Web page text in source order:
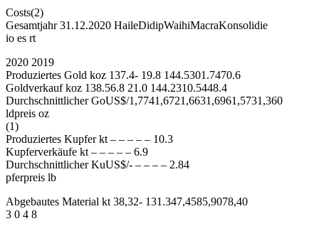
Costs(2)
Gesamtjahr 31.12.2020 HaileDidipWaihiMacraKonsolidie
io es rt
2020 2019
Produziertes Gold koz 137.4- 19.8 144.5301.7470.6
Goldverkauf koz 138.56.8 21.0 144.2310.5448.4
Durchschnittlicher GoUS$/1,7741,6721,6631,6961,5731,360
ldpreis oz
(1)
Produziertes Kupfer kt – – – – – 10.3
Kupferverkäufe kt – – – – – 6.9
Durchschnittlicher KuUS$/- – – – – 2.84
pferpreis lb
Abgebautes Material kt 38,32- 131.347,4585,9078,40
3 0 4 8